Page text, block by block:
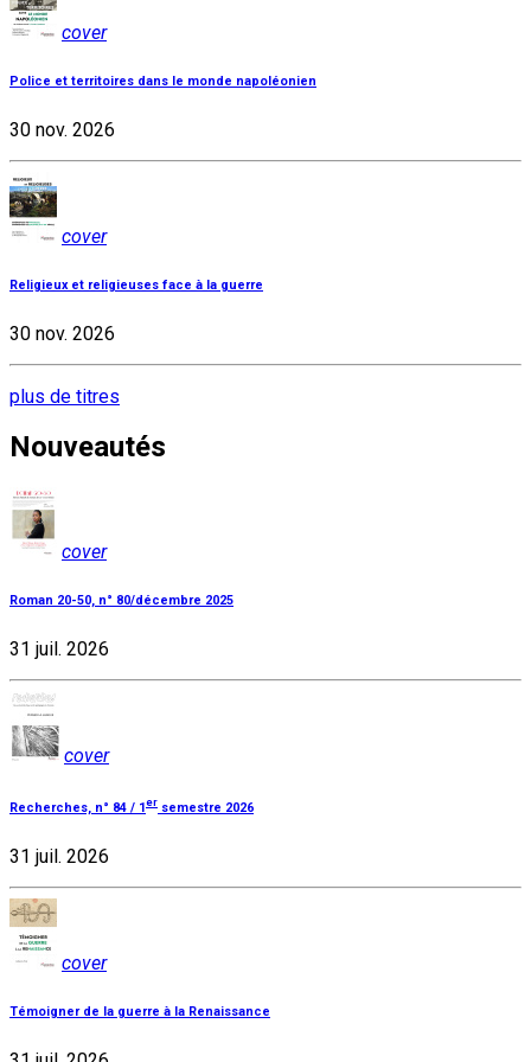
cover
Police et territoires dans le monde napoléonien
30 nov. 2026
cover
Religieux et religieuses face à la guerre
30 nov. 2026
plus de titres
Nouveautés
cover
Roman 20-50, n° 80/décembre 2025
31 juil. 2026
cover
Recherches, n° 84 / 1er semestre 2026
31 juil. 2026
cover
Témoigner de la guerre à la Renaissance